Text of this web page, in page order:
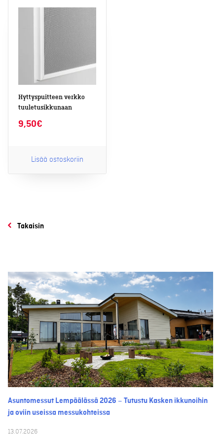
Hyttyspuitteen verkko
tuuletusikkunaan
9,50€
Lisää ostoskoriin
Takaisin
Asuntomessut Lempäälässä 2026 – Tutustu Kasken ikkunoihin
ja oviin useissa messukohteissa
13.07.2026